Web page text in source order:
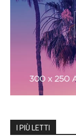
I PIÙ LETTI